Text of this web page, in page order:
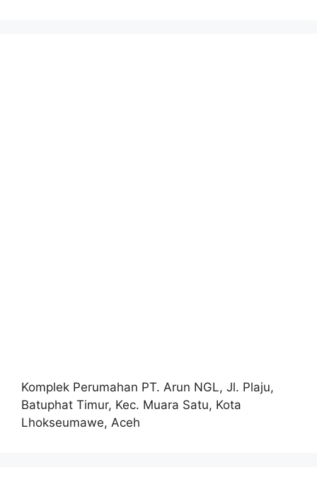
Komplek Perumahan PT. Arun NGL, Jl. Plaju,
Batuphat Timur, Kec. Muara Satu, Kota
Lhokseumawe, Aceh